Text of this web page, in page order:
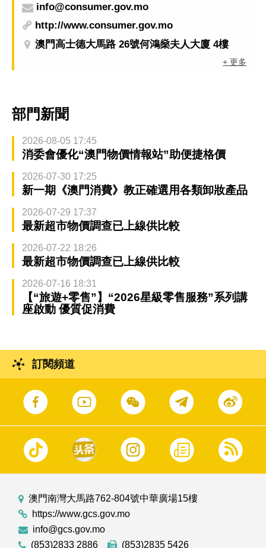
info@consumer.gov.mo
http://www.consumer.gov.mo
澳門高士德大馬路 26號何鴻燊夫人大廈 4樓
+ 更多
部門新聞
2026-08-05 17:45
消委會優化“澳門物價情報站”助便捷格價
2026-07-30 17:25
新一期《澳門消費》教正確選用各類卸妝產品
2026-07-29 17:37
最新超市物價調查已上線供比較
2026-07-22 18:26
最新超市物價調查已上線供比較
2026-07-16 18:31
【“旅遊+零售”】“2026星級零售服務”系列講
座啟動 優質促消費
訂閱頻道
澳門南灣大馬路762-804號中華廣場15樓
https://www.gcs.gov.mo
info@gcs.gov.mo
(853)2833 2886
(853)2835 5426